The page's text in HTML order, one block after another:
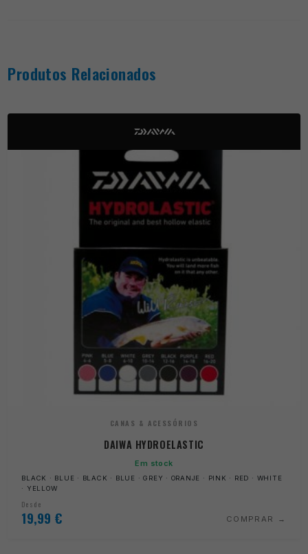
Produtos Relacionados
CANAS & ACESSÓRIOS
DAIWA HYDROELASTIC
Em stock
BLACK · BLUE · BLACK · BLUE · GREY · ORANJE · PINK · RED · WHITE
· YELLOW
Desde
19,99 € COMPRAR